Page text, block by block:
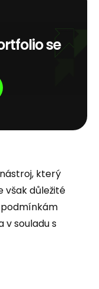
se
který
však důležité
v souladu s